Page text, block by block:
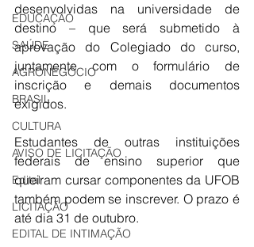
EDUCAÇÃO
SAÚDE
AGRONEGÓCIO
BRASIL
CULTURA
AVISO DE LICITAÇÃO
Edital
LICITAÇÃO
EDITAL DE INTIMAÇÃO
desenvolvidas na universidade de
destino – que será submetido à
aprovação do Colegiado do curso,
juntamente com o formulário de
inscrição e demais documentos
exigidos.
Estudantes de outras instituições
federais de ensino superior que
queiram cursar componentes da UFOB
também podem se inscrever. O prazo é
até dia 31 de outubro.